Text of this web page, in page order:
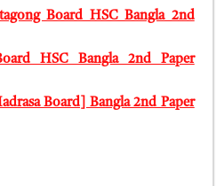
Board HSC Bangla 2nd
HSC Bangla 2nd Paper
Board] Bangla 2nd Paper